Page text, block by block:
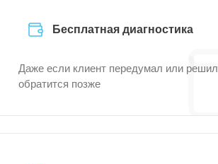
Бесплатная диагностика
Даже если клиент передумал или решил
обратится позже